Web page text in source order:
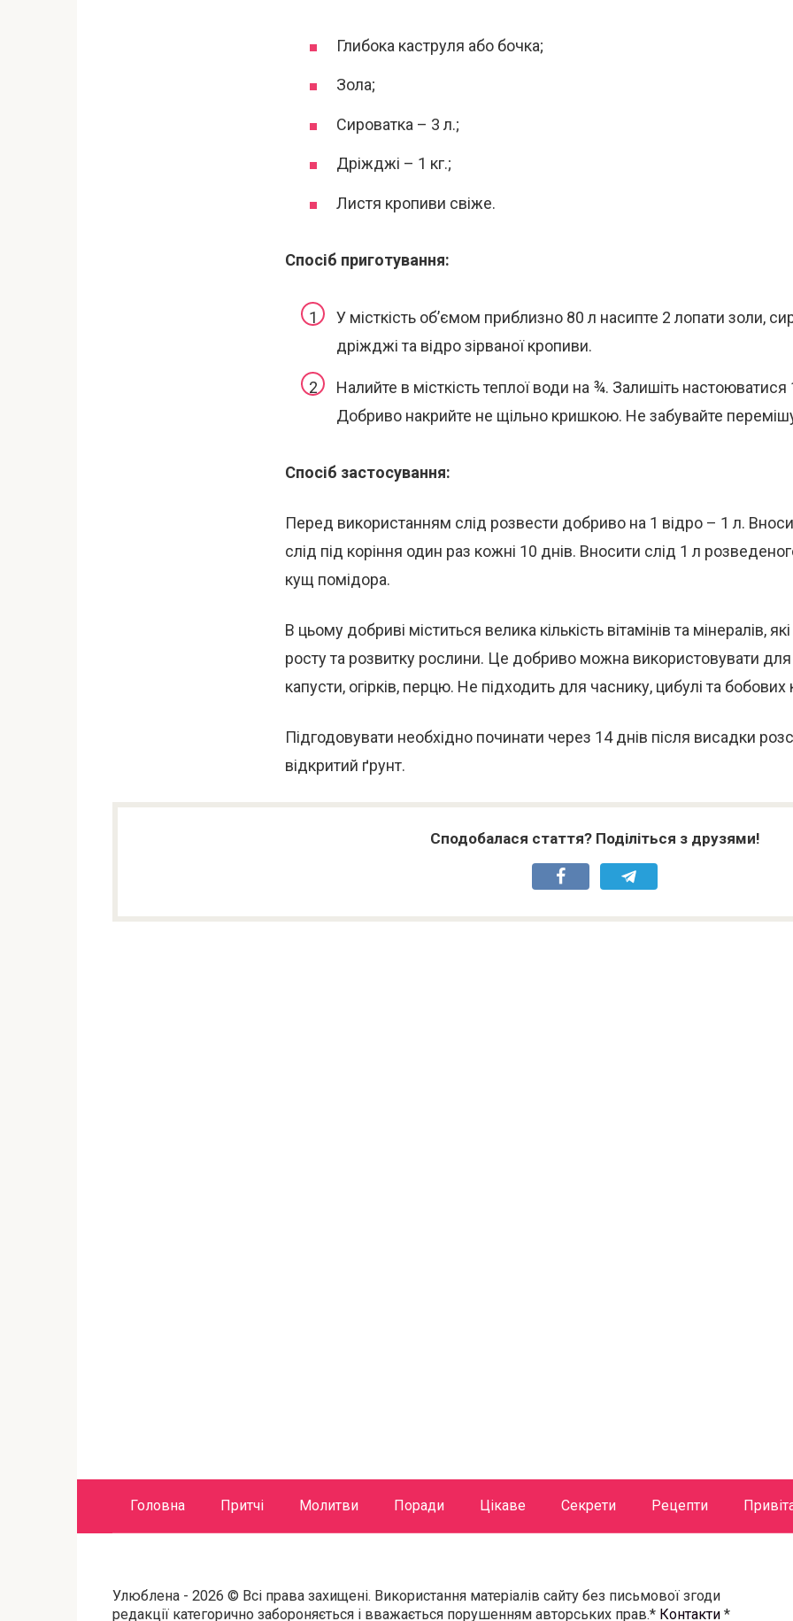
Глибока каструля або бочка;
Зола;
Сироватка – 3 л.;
Дріжджі – 1 кг.;
Листя кропиви свіже.
Спосіб приготування:
У місткість об’ємом приблизно 80 л насипте 2 лопати золи,
дріжджі та відро зірваної кропиви.
Налийте в місткість теплої води на ¾. Залишіть настоюватися
Добриво накрийте не щільно кришкою. Не забувайте
Спосіб застосування:
Перед використанням слід розвести добриво на 1 відро – 1 л.
слід під коріння один раз кожні 10 днів. Вносити слід 1 л
кущ помідора.
В цьому добриві міститься велика кількість вітамінів та мінералів,
росту та розвитку рослини. Це добриво можна використовувати для
капусти, огірків, перцю. Не підходить для часнику, цибулі та бобових
Підгодовувати необхідно починати через 14 днів після висадки
відкритий ґрунт.
Сподобалася стаття? Поділіться з друзями!
Головна Притчі Молитви Поради Цікаве Секрети Рецепти
Улюблена - 2026 © Всі права захищені. Використання матеріалів сайту без письмової згоди
редакції категорично забороняється і вважається порушенням авторських прав.* Контакти *